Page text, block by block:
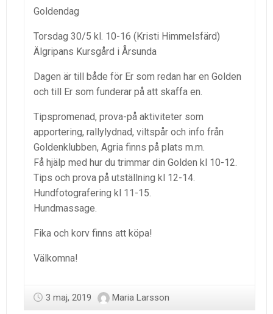
Goldendag
Torsdag 30/5 kl. 10-16 (Kristi Himmelsfärd)
Älgripans Kursgård i Årsunda
Dagen är till både för Er som redan har en Golden
och till Er som funderar på att skaffa en.
Tipspromenad, prova-på aktiviteter som
apportering, rallylydnad, viltspår och info från
Goldenklubben, Agria finns på plats m.m.
Få hjälp med hur du trimmar din Golden kl 10-12.
Tips och prova på utställning kl 12-14.
Hundfotografering kl 11-15.
Hundmassage.
Fika och korv finns att köpa!
Välkomna!
3 maj, 2019 Maria Larsson